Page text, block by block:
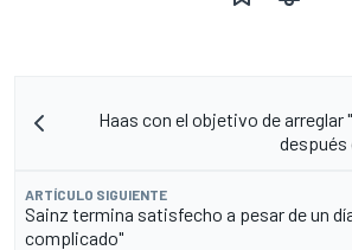
Haas con el objetivo de arreglar
después
ARTÍCULO SIGUIENTE
Sainz termina satisfecho a pesar de un
complicado"